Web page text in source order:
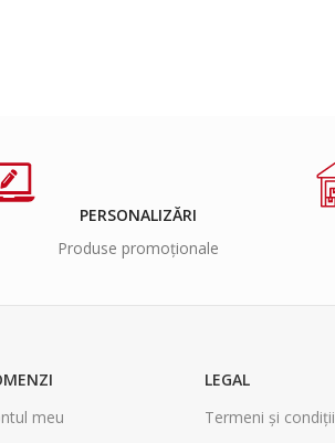
PERSONALIZĂRI
Produse promoționale
meu
LEGAL
Termeni și condiții